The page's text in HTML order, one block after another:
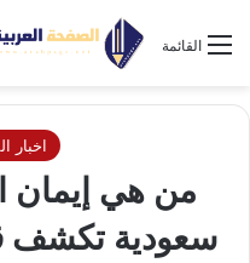
القائمة
اخبار
من هي
سعودية تكشف